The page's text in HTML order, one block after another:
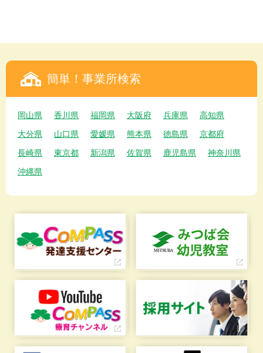
簡単！事業所検索
岡山県 香川県 福岡県 大阪府 兵庫県
高知県
大分県
山口県 愛媛県 熊本県 徳島県
京都府
長崎県
東京都 新潟県 佐賀県 鹿児島県
神奈川県
沖縄県